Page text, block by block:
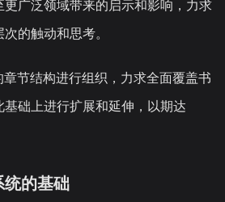
广泛领域带来的启示和影响，力求
的触动和思考。
节结构进行组织，力求全面覆盖书
础上进行扩展和延伸，以期达
的基础